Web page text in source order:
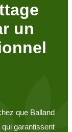
un
que Balland
garantissent